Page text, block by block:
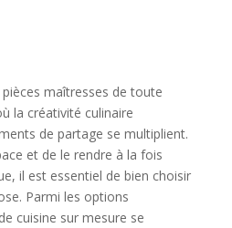
pièces maîtresses de toute
la créativité culinaire
de partage se multiplient.
et de le rendre à la fois
il est essentiel de bien choisir
Parmi les options
cuisine sur mesure se